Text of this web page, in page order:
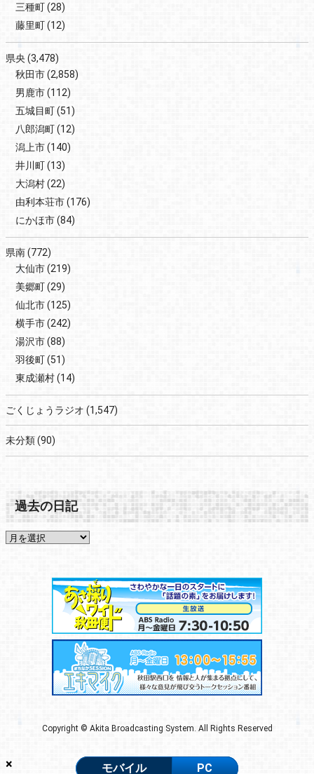
×
三種町(28)
藤里町(12)
県央(3,478)
秋田市(2,858)
男鹿市(112)
五城目町(51)
八郎潟町(12)
潟上市(140)
井川町(13)
大潟村(22)
由利本荘市(176)
にかほ市(84)
県南(772)
大仙市(219)
美郷町(29)
仙北市(125)
横手市(242)
湯沢市(88)
羽後町(51)
東成瀬村(14)
ごくじょうラジオ (1,547)
未分類(90)
過去の日記
Copyright © Akita Broadcasting System. All Rights Reserved
モバイル PC